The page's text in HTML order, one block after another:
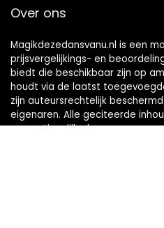
Over ons
Magikdezedansvanu.nl is een
prijsvergelijkings- en
biedt die beschikbaar zijn op
houdt via de laatst
zijn auteursrechtelijk
eigenaren. Alle geciteerde
respectievelijke bronnen.